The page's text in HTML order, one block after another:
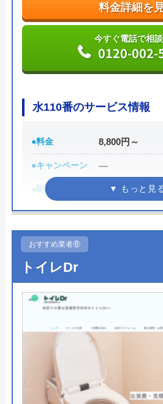
公式サイト
料金詳細を
0120-776-
街角水道工事相談所の基本
運営会社 トラベルブック
代表者 長田龍
創業・設立 2014年5月
所在地
東京都千代田
対応エリア
料金詳細を
今すぐ電話で相
0120-002-
水110番のサービス情報
●料金 8,800円～
●キャンペーン ―
●駆けつけ時間 最短30分
●受付時間 24時間
●定休日
●出張見積もり
●支払い方法 現金、クレジ
●累計実績 修理実績119万件
●保証・保険 ―
詳細
水110番がおすすめの理由
おすすめ業者⑧
トイレDr